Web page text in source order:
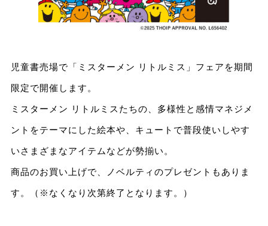
児童書売場で「ミスターメン リトルミス」フェアを期間
限定で開催します。
ミスターメン リトルミスたちの、多様性と感情マネジメ
ントをテーマにした絵本や、キュートで普段使いしやす
いさまざまなアイテムなどが勢揃い。
商品のお買い上げで、ノベルティのプレゼントもありま
す。（※なくなり次第終了となります。）